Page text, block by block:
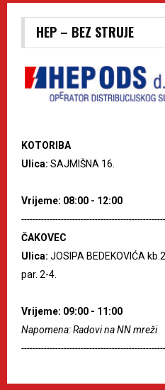
HEP – BEZ STRUJE
KOTORIBA
Ulica: SAJMIŠNA 16.
Vrijeme: 08:00 - 12:00
ČAKOVEC
Ulica: JOSIPA BEDEKOVIĆA
par. 2-4.
Vrijeme: 09:00 - 11:00
Napomena: Radovi na NN mreži